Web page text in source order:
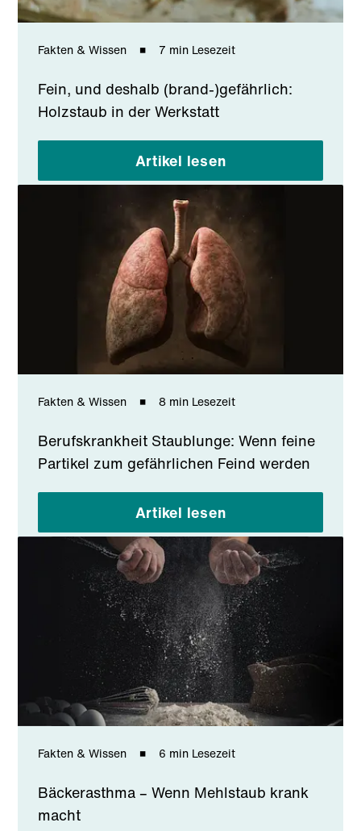
Fakten & Wissen 7 min Lesezeit
Fein, und deshalb (brand-)gefährlich:
Holzstaub in der Werkstatt
Artikel lesen
Fakten & Wissen 8 min Lesezeit
Berufskrankheit Staublunge: Wenn feine
Partikel zum gefährlichen Feind werden
Artikel lesen
Fakten & Wissen 6 min Lesezeit
Bäckerasthma – Wenn Mehlstaub krank
macht